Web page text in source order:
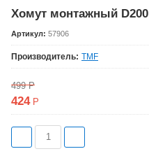
Хомут монтажный D200
Артикул: 57906
Производитель: TMF
499Р
424Р